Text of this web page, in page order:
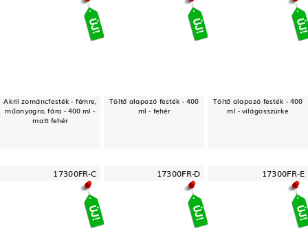
Akril zománcfesték - fémre,
műanyagra, fára - 400 ml -
matt fehér
Töltő alapozó festék - 400
ml - fehér
Töltő alapozó festék - 400
ml - világosszürke
17300FR-C 17300FR-D 17300FR-E